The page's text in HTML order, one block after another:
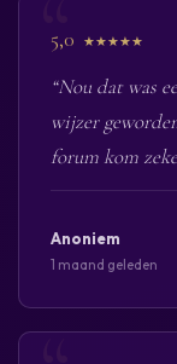
5,0 ★★★★★
“Nou dat was
wijzer
forum kom
Anoniem
1 maand geleden